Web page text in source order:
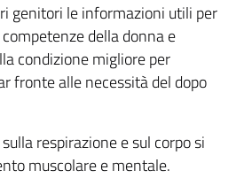
genitori le informazioni utili per
della donna e
condizione migliore per
fronte alle necessità del dopo
respirazione e sul corpo si
muscolare e mentale.